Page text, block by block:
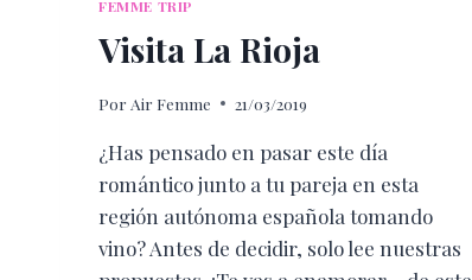
FEMME TRIP
Visita La Rioja
Por Air Femme 21/03/2019
¿Has pensado en pasar este día
romántico junto a tu pareja en esta
región autónoma española tomando
vino? Antes de decidir, solo lee nuestras